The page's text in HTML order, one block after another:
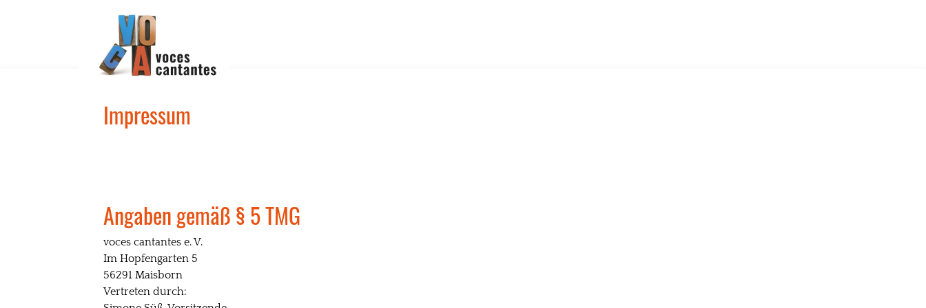
Impressum
Angaben gemäß § 5 TMG
voces cantantes e. V.
Im Hopfengarten 5
56291 Maisborn
Vertreten durch: